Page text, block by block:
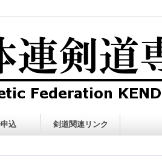
込 剣道関連リンク